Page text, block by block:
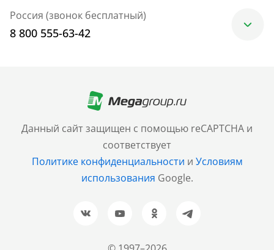
Данный сайт защищен с помощью reCAPTCHA и
соответствует
Политике конфиденциальности и Условиям
использования Google.
Россия (звонок бесплатный)
8 800 555-63-42
+7 (499) 705-30-10
Санкт-Петербург
+7 (812) 600-77-33
Барнаул
+7 (961) 999-93-93
Новосибирск